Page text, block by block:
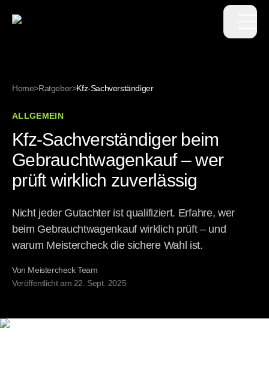
Home>Ratgeber>Kfz-Sachverständiger
ALLGEMEIN
Kfz-Sachverständiger beim
Gebrauchtwagenkauf – wer
prüft wirklich zuverlässig
Nicht jeder Gutachter ist qualifiziert. Erfahre, wer
beim Gebrauchtwagenkauf wirklich prüft – und
warum Meistercheck die sichere Wahl ist.
Von Meistercheck Team
Veröffentlicht am 22. Sept. 2025